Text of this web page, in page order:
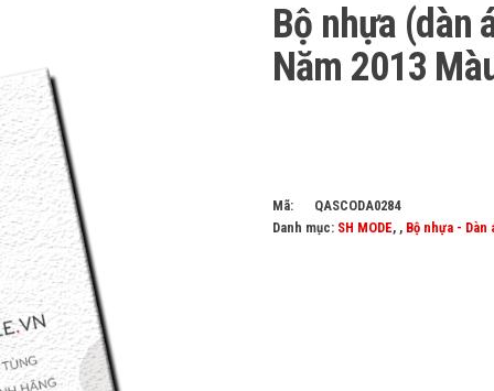
Bộ nhựa (dàn
Năm 2013
Mã:
QASCODA0284
Danh mục: SH MODE, , Bộ nhựa - Dàn